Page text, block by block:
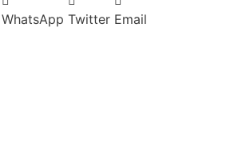
WhatsApp Twitter Email